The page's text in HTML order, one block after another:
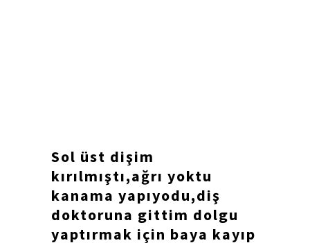
Sol üst dişim
kırılmıştı,ağrı yoktu
kanama yapıyodu,diş
doktoruna gittim dolgu
yaptırmak için baya kayıp